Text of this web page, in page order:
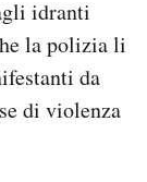
idranti
la polizia li
da
di violenza